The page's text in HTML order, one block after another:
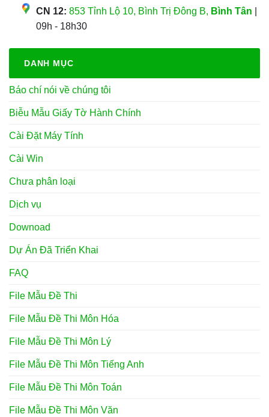
CN 12: 853 Tỉnh Lộ 10, Bình Trị Đông B, Bình Tân
09h - 18h30
DANH MỤC
Báo chí nói về chúng tôi
Biễu Mẫu Giấy Tờ Hành Chính
Cài Đặt Máy Tính
Cài Win
Chưa phân loại
Dịch vụ
Downoad
Dự Án Đã Triển Khai
FAQ
File Mẫu Đề Thi
File Mẫu Đề Thi Môn Hóa
File Mẫu Đề Thi Môn Lý
File Mẫu Đề Thi Môn Tiếng Anh
File Mẫu Đề Thi Môn Toán
File Mẫu Đề Thi Môn Văn